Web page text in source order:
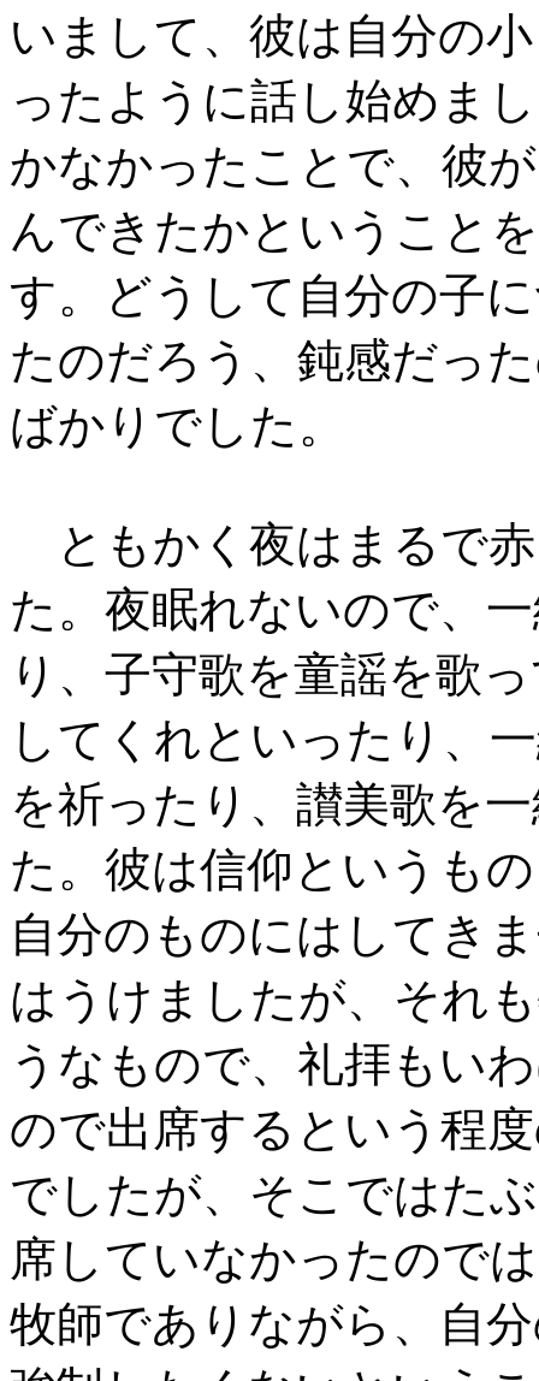
いまして、彼は自分の
ったように話し始めま
かなかったことで、彼
んできたかということ
す。どうして自分の子
たのだろう、鈍感だっ
ばかりでした。
ともかく夜はまるで
た。夜眠れないので、
り、子守歌を童謡を歌
してくれといったり、
を祈ったり、讃美歌を
た。彼は信仰というも
自分のものにはしてき
はうけましたが、それ
うなもので、礼拝もい
ので出席するという程
でしたが、そこではた
席していなかったので
牧師でありながら、自